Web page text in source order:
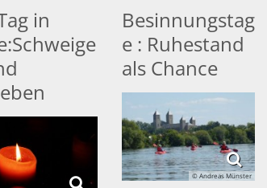
in
Besinnungstag
e : Ruhestand
als Chance
© Andreas Münster